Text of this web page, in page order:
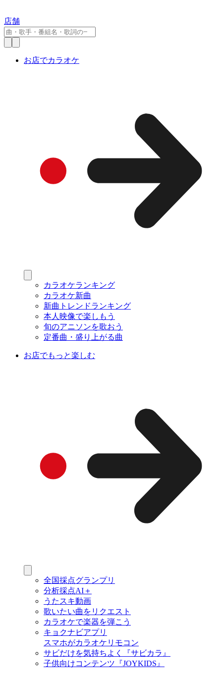
店舗
お店でカラオケ
カラオケランキング
カラオケ新曲
新曲トレンドランキング
本人映像で楽しもう
旬のアニソンを歌おう
定番曲・盛り上がる曲
お店でもっと楽しむ
全国採点グランプリ
分析採点AI＋
うたスキ動画
歌いたい曲をリクエスト
カラオケで楽器を弾こう
キョクナビアプリ
スマホがカラオケリモコン
サビだけを気持ちよく『サビカラ』
子供向けコンテンツ『JOYKIDS』